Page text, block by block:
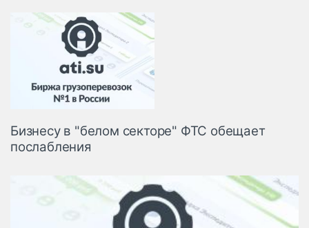
Бизнесу в "белом секторе" ФТС обещает
послабления